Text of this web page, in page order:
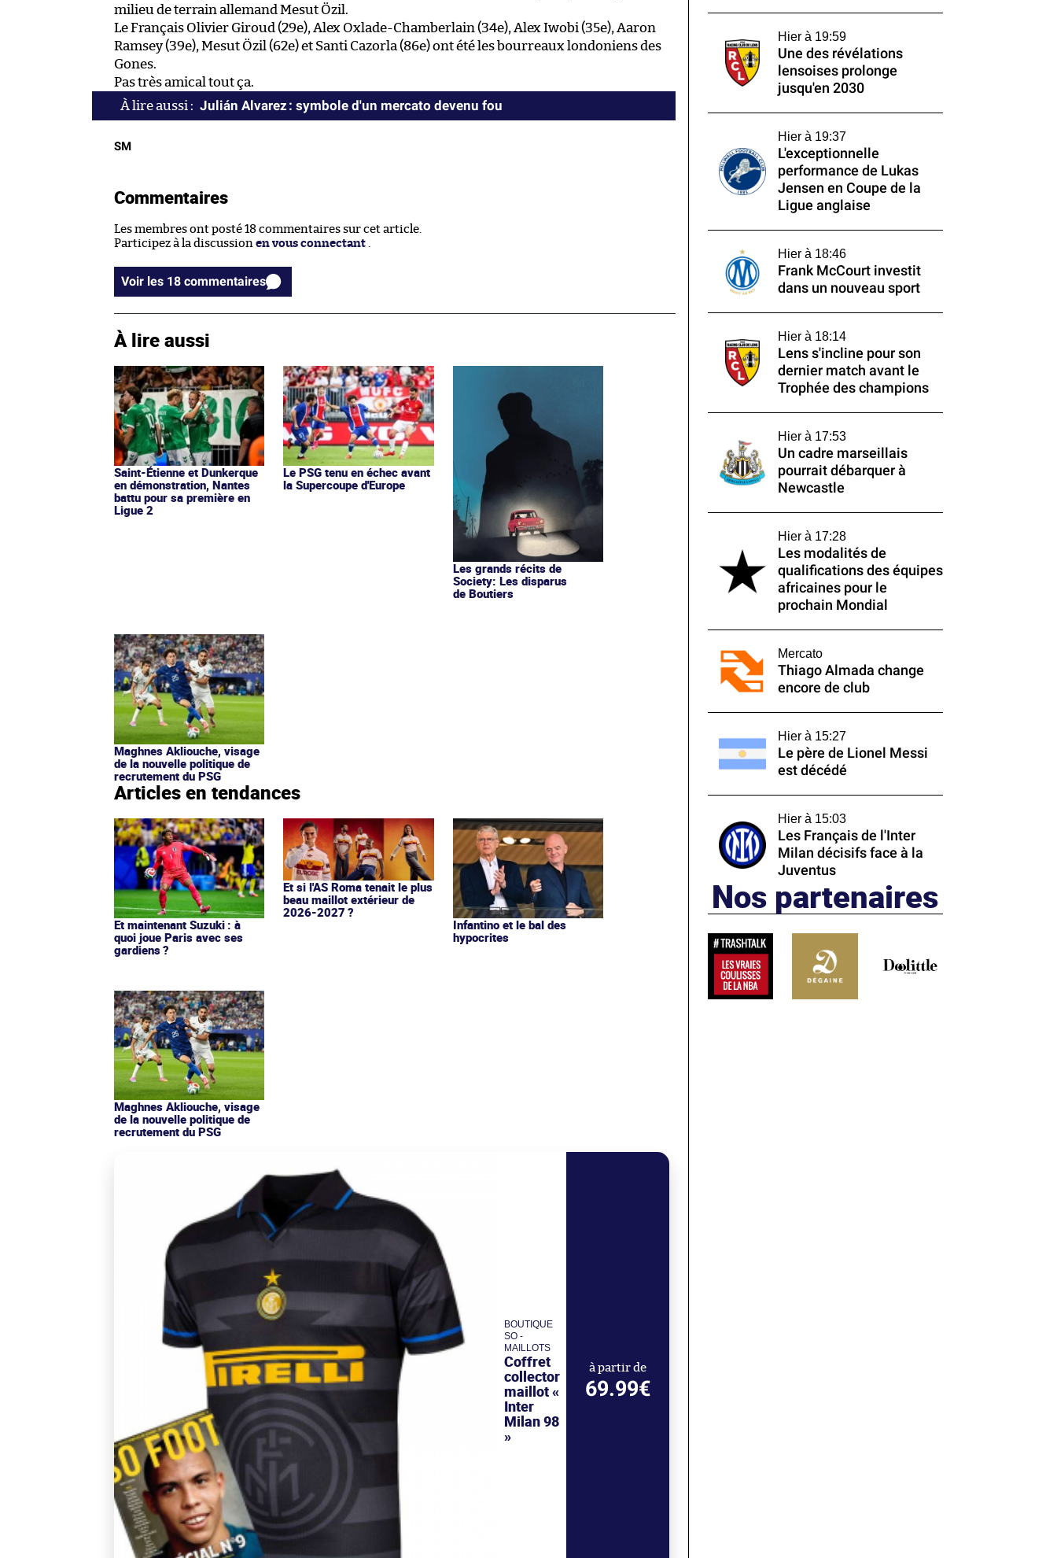
milieu de terrain allemand Mesut Özil.
Le Français Olivier Giroud (29e), Alex Oxlade-Chamberlain (34e), Alex Iwobi (35e), Aaron
Ramsey (39e), Mesut Özil (62e) et Santi Cazorla (86e) ont été les bourreaux londoniens des
Gones.
Pas très amical tout ça.
Julián Alvarez : symbole d'un mercato devenu fou
SM
Commentaires
Les membres ont posté 18 commentaires sur cet article.
Participez à la discussion en vous connectant .
Voir les 18 commentaires
À lire aussi
Saint-Étienne et Dunkerque
en démonstration, Nantes
battu pour sa première en
Ligue 2
Le PSG tenu en échec avant
la Supercoupe d'Europe
Les grands récits de
Society: Les disparus
de Boutiers
Maghnes Akliouche, visage
de la nouvelle politique de
recrutement du PSG
Articles en tendances
Et maintenant Suzuki : à
quoi joue Paris avec ses
gardiens ?
Et si l'AS Roma tenait le plus
beau maillot extérieur de
2026-2027 ?
Infantino et le bal des
hypocrites
Maghnes Akliouche, visage
de la nouvelle politique de
recrutement du PSG
BOUTIQUE
SO -
MAILLOTS
Coffret
collector
maillot «
Inter
Milan 98
»
à partir de
69.99€
Hier à 19:59
Une des révélations
lensoises prolonge
jusqu'en 2030
Hier à 19:37
L'exceptionnelle
performance de Lukas
Jensen en Coupe de la
Ligue anglaise
Hier à 18:46
Frank McCourt investit
dans un nouveau sport
Hier à 18:14
Lens s'incline pour son
dernier match avant le
Trophée des champions
Hier à 17:53
Un cadre marseillais
pourrait débarquer à
Newcastle
Hier à 17:28
Les modalités de
qualifications des équipes
africaines pour le
prochain Mondial
Mercato
Thiago Almada change
encore de club
Hier à 15:27
Le père de Lionel Messi
est décédé
Hier à 15:03
Les Français de l'Inter
Milan décisifs face à la
Juventus
Nos partenaires